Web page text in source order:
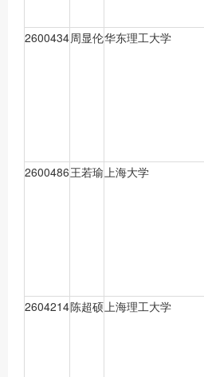
2600434周显伦华东理工大学
2600486王若瑜 上海大学
2604214陈超硕 上海理工大学